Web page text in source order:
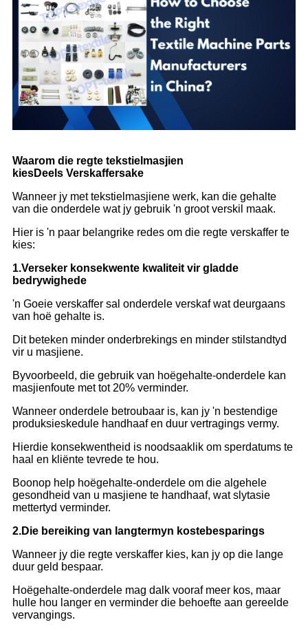
Waarom die regte tekstielmasjien
kiesDeel s Verskaffersake
Wanneer jy met tekstielmasjiene werk, kan die gehalte
van die onderdele wat jy gebruik 'n groot verskil maak.
Hier is 'n paar belangrike redes om die regte verskaffer te
kies:
1.Verseker konsekwente kwaliteit vir gladde
bedrywighede
'n Goeie verskaffer sal onderdele verskaf wat deurgaans
van hoë gehalte is.
Dit beteken minder onderbrekings en minder stilstandtyd
vir u masjiene.
Byvoorbeeld, die gebruik van hoëgehalte-onderdele kan
masjienfoute met tot 20% verminder.
Wanneer onderdele betroubaar is, kan jy 'n bestendige
produksieskedule handhaaf en duur vertragings vermy.
Hierdie konsekwentheid is noodsaaklik om sperdatums te
haal en kliënte tevrede te hou.
Boonop help hoëgehalte-onderdele om die algehele
gesondheid van u masjiene te handhaaf, wat slytasie
mettertyd verminder.
2.Die bereiking van langtermyn kostebesparings
Wanneer jy die regte verskaffer kies, kan jy op die lange
duur geld bespaar.
Hoëgehalte-onderdele mag dalk vooraf meer kos, maar
hulle hou langer en verminder die behoefte aan gereelde
vervangings.